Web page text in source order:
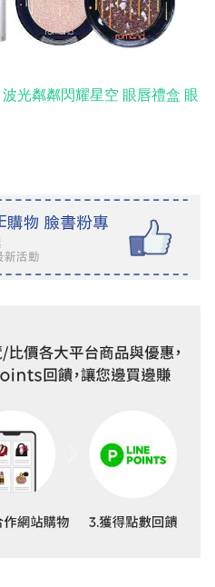
波光粼粼閃耀星空 眼唇禮盒 眼